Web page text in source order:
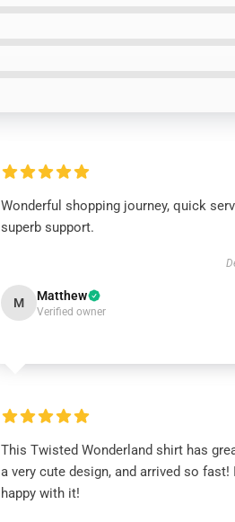
Wonderful shopping journey, quick
superb support.
M Matthew
Verified owner
This Twisted Wonderland shirt has
a very cute design, and arrived so fast!
happy with it!